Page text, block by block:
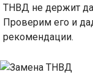
ТНВД не держит
Проверим его и
рекомендации.